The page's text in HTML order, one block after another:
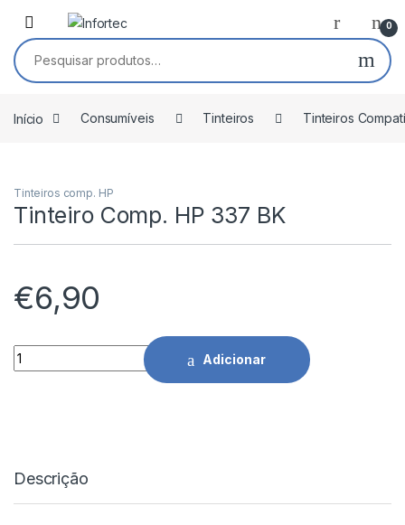
Saltar para navegação
Pular para o conteúdo
0
Pesquisar por:
Início Consumíveis Tinteiros Tinteiros
Tinteiros comp. HP
Tinteiro Comp. HP 337 BK
€6,90
Tinteiro Comp. HP 337 BK quantidade
Adicionar
Descrição